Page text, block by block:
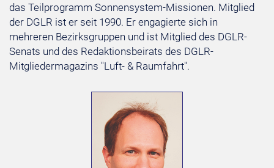
das Teilprogramm Sonnensystem-Missionen. Mitglied
der DGLR ist er seit 1990. Er engagierte sich in
mehreren Bezirksgruppen und ist Mitglied des DGLR-
Senats und des Redaktionsbeirats des DGLR-
Mitgliedermagazins "Luft- & Raumfahrt".